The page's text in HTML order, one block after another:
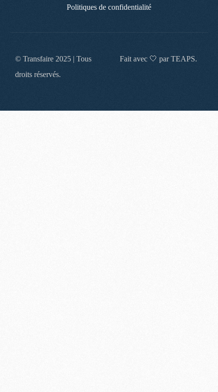
Politiques de confidentialité
© Transfaire 2025 | Tous
droits réservés.
Fait avec 🤍 par TEAPS.